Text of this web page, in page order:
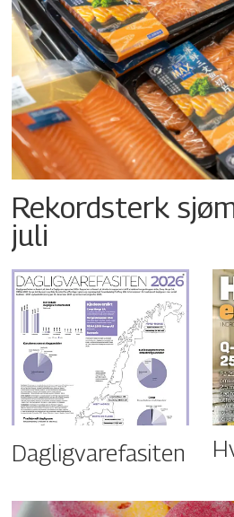
Rekordsterk
juli
Dagligvarefasiten